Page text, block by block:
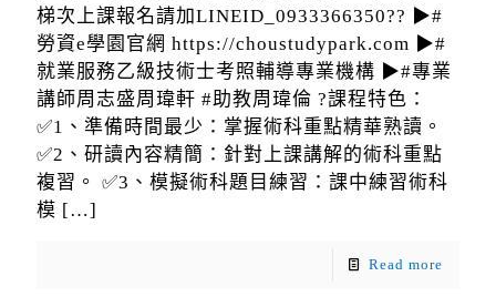
梯次上課報名請加LINEID_0933366350?? ▶#
勞資e學園官網 https://choustudypark.com ▶#
就業服務乙級技術士考照輔導專業機構 ▶#專業
講師周志盛周瑋軒 #助教周瑋倫 ?課程特色：
✅1、準備時間最少：掌握術科重點精華熟讀。
✅2、研讀內容精簡：針對上課講解的術科重點
複習。 ✅3、模擬術科題目練習：課中練習術科
模 […]
Read more